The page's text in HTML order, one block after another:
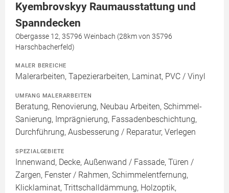
Kyembrovskyy Raumausstattung und
Spanndecken
Obergasse 12, 35796 Weinbach (28km von 35796
Harschbacherfeld)
MALER BEREICHE
Malerarbeiten, Tapezierarbeiten, Laminat, PVC / Vinyl
UMFANG MALERARBEITEN
Beratung, Renovierung, Neubau Arbeiten, Schimmel-
Sanierung, Imprägnierung, Fassadenbeschichtung,
Durchführung, Ausbesserung / Reparatur, Verlegen
SPEZIALGEBIETE
Innenwand, Decke, Außenwand / Fassade, Türen /
Zargen, Fenster / Rahmen, Schimmelentfernung,
Klicklaminat, Trittschalldämmung, Holzoptik,